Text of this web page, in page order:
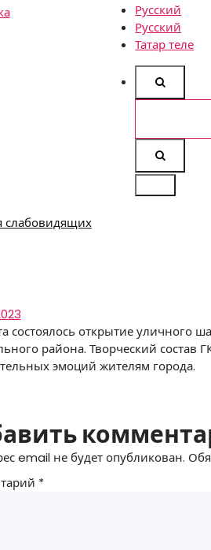
Русский
Русский
Татар теле
слабовидящих
состоялось открытие
района. Творческий состав
эмоций жителям города.
email не будет опубликован.
*